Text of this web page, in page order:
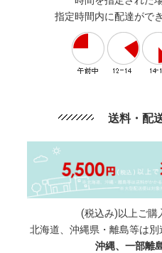
指定時間内に配達がで
送料・配
(税込み)以上ご購
北海道、沖縄県・離島等は別
沖縄、一部離